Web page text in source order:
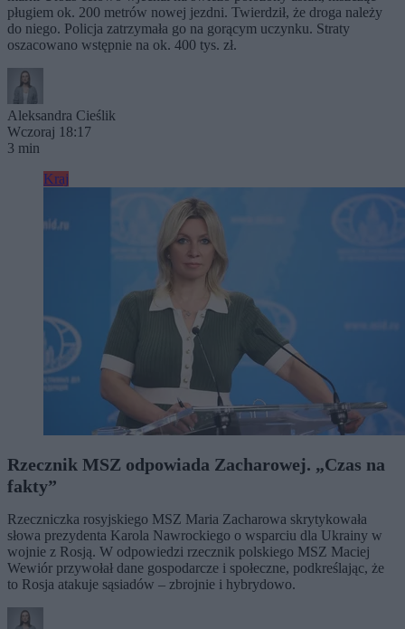
pługiem ok. 200 metrów nowej jezdni. Twierdził, że droga należy
do niego. Policja zatrzymała go na gorącym uczynku. Straty
oszacowano wstępnie na ok. 400 tys. zł.
Aleksandra Cieślik
Wczoraj 18:17
3 min
Kraj
Rzecznik MSZ odpowiada Zacharowej. „Czas na
fakty”
Rzeczniczka rosyjskiego MSZ Maria Zacharowa skrytykowała
słowa prezydenta Karola Nawrockiego o wsparciu dla Ukrainy w
wojnie z Rosją. W odpowiedzi rzecznik polskiego MSZ Maciej
Wewiór przywołał dane gospodarcze i społeczne, podkreślając, że
to Rosja atakuje sąsiadów – zbrojnie i hybrydowo.